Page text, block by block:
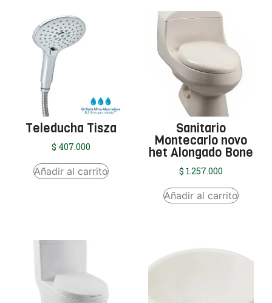
Teleducha Tisza
$ 407.000
Añadir al carrito
Sanitario
Montecarlo novo
het Alongado Bone
$ 1.257.000
Añadir al carrito